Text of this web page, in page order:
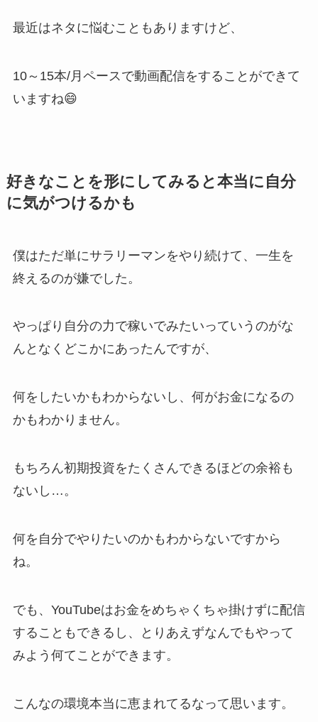
最近はネタに悩むこともありますけど、
10～15本/月ペースで動画配信をすることができて
いますね😄
好きなことを形にしてみると本当に自分
に気がつけるかも
僕はただ単にサラリーマンをやり続けて、一生を
終えるのが嫌でした。
やっぱり自分の力で稼いでみたいっていうのがな
んとなくどこかにあったんですが、
何をしたいかもわからないし、何がお金になるの
かもわかりません。
もちろん初期投資をたくさんできるほどの余裕も
ないし…。
何を自分でやりたいのかもわからないですから
ね。
でも、YouTubeはお金をめちゃくちゃ掛けずに配信
することもできるし、とりあえずなんでもやって
みよう何てことができます。
こんなの環境本当に恵まれてるなって思います。